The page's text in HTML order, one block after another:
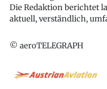
Die Redaktion berichtet
aktuell, verständlich,
© aeroTELEGRAPH